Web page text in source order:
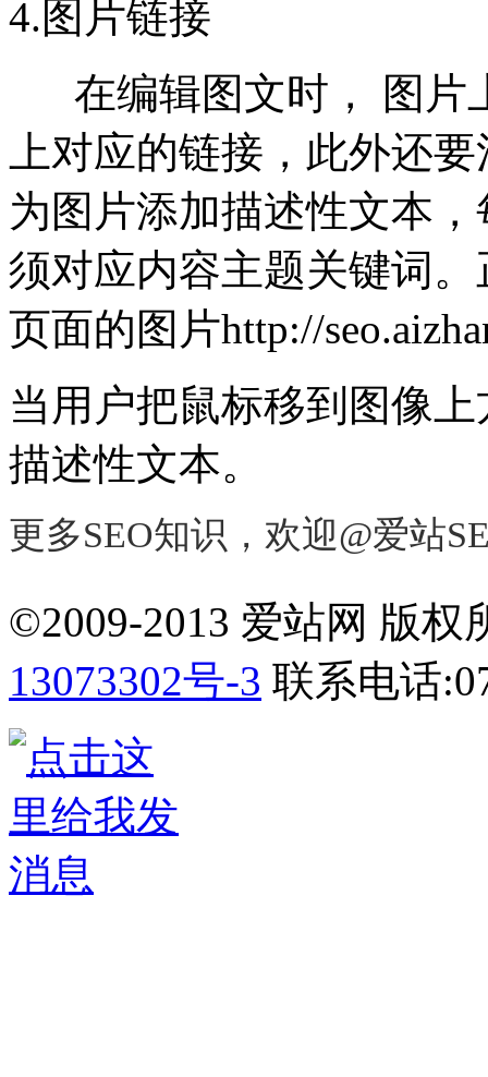
4.图片链接
在编辑图文时， 图片
上对应的链接，此外还
为图片添加描述性文本
须对应内容主题关键词
页面的图片http://
当用户把鼠标移到图像
描述性文本。
更多SEO知识，欢迎@爱站
©2009-2013 爱站网 版权
13073302号-3 联系电话